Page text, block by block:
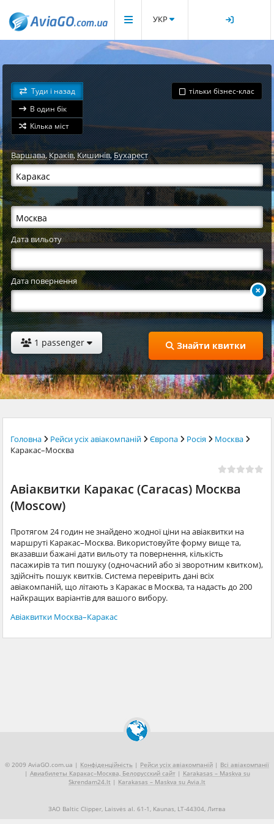
УКР
Туди і назад
В один бік
Кілька міст
тільки бізнес-клас
Варшава,Краків,Кишинів,Бухарест
Дата вильоту
Дата повернення
1 passenger Знайти квитки
Головна Рейси усіх авіакомпаній Європа Росія
Москва
Каракас–Москва
Авіаквитки Каракас (Caracas) Москва
(Moscow)
Протягом 24 годин не знайдено жодної ціни на авіаквитки на
маршруті Каракас–Москва. Використовуйте форму вище та,
вказавши бажані дати вильоту та повернення, кількість
пасажирів та тип пошуку (одночасний або зі зворотним квитком),
здійсніть пошук квитків. Система перевірить дані всіх
авіакомпаній, що літають з Каракас в Москва, та надасть до 200
найкращих варіантів для вашого вибору.
Авіаквитки Москва–Каракас
© 2009 AviaGO.com.ua | Конфіденційність | Рейси усіх авіакомпаній | Всі авіакомпанії
| Авиабилеты Каракас–Москва, Белорусский сайт| Karakasas – Maskva su
Skrendam24.lt | Karakasas – Maskva su Avia.lt
ЗАО Baltic Clipper, Laisvės al. 61-1, Kaunas, LT-44304, Литва